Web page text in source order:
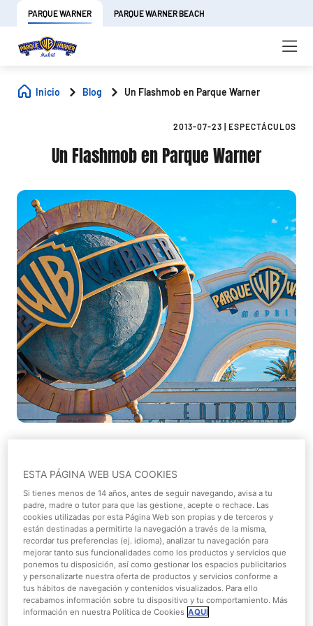
PARQUE WARNER PARQUE WARNER BEACH
Inicio Blog Un Flashmob en Parque Warner
2013-07-23 ESPECTÁCULOS
Un Flashmob en Parque Warner
Hoy desdeParque Warneros traemos un divertido y
marchoso vídeo de unFlashmob de película, en el que
muchos empleados del parque de todos los
departamentos participaron al ritmo de la
música. NuestroFlashmob de película, ha sido posible
gracias a todo el equipo que día a día da lo mejor de si
mismo para que podáis disfrutar al máximo con nosotros.
Y como de una jornada especial se trataba, nuestros
personajes tampoco quisieron perderse el Flashmob y
ESTA PÁGINA WEB USA COOKIES
Si tienes menos de 14 años, antes de seguir navegando, avisa a tu
padre, madre o tutor para que las gestione, acepte o rechace. Las
cookies utilizadas por esta Página Web son propias y de terceros y
están destinadas a permitirte la navegación a través de la misma,
recordar tus preferencias (ej. idioma), analizar tu navegación para
mejorar tanto sus funcionalidades como los productos y servicios que
ponemos tu disposición, así como gestionar los espacios publicitarios
y personalizarte nuestra oferta de productos y servicios conforme a
tus hábitos de navegación y contenidos visualizados. Para ello
recabamos información sobre tu dispositivo y tu comportamiento. Más
información en nuestra Política de Cookies AQUÍ